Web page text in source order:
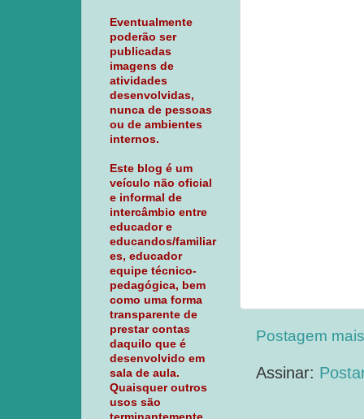
Postagem
Assinar:
Eventualmente
poderão ser
publicadas
imagens de
atividades
desenvolvidas,
nunca de pessoas
ou de ambientes
internos.
Este blog é um
veículo não oficial
e informal de
intercâmbio entre
educador e
educandos/familiar
es, educador
equipe técnico-
pedagógica, bem
como uma forma
transparente de
prestar contas
daquilo que é
desenvolvido em
sala de aula.
Quaisquer outros
usos são